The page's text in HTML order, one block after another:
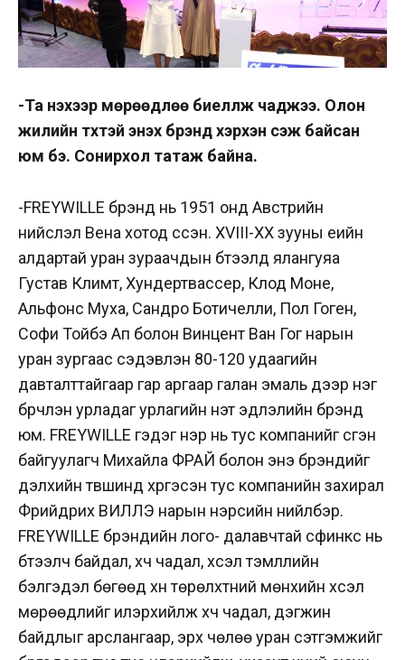
-Та үнэхээр мөрөөдлөө биелүүлж чаджээ. Олон
жилийн түүхтэй энэхүү брэнд хэрхэн үүсэж байсан
юм бэ. Сонирхол татаж байна.
-FREYWILLE брэнд нь 1951 онд Австрийн
нийслэл Вена хотод үүссэн. ХVIII-XX зууны үеийн
алдартай уран зураачдын бүтээлүүд ялангуяа
Густав Климт, Хундертвассер, Клод Моне,
Альфонс Муха, Сандро Ботичелли, Пол Гоген,
Софи Тойбэ Ап болон Винцент Ван Гог нарын
уран зургаас сэдэвлэн 80-120 удаагийн
давталттайгаар гар аргаар галан эмаль дээр нэг
бүрчлэн урладаг урлагийн үнэт эдлэлийн брэнд
юм. FREYWILLE гэдэг нэр нь тус компанийг үүсгэн
байгуулагч Михайла ФРАЙ болон энэ брэндийг
дэлхийн түвшинд хүргэсэн тус компанийн захирал
Фрийдрих ВИЛЛЭ нарын нэрсийн нийлбэр.
FREYWILLE брэндийн лого- далавчтай сфинкс нь
бүтээлч байдал, хүч чадал, хүсэл тэмүүллийн
бэлгэдэл бөгөөд хүн төрөлхтний мөнхийн хүсэл
мөрөөдлийг илэрхийлж хүч чадал, дэгжин
байдлыг арслангаар, эрх чөлөө уран сэтгэмжийг